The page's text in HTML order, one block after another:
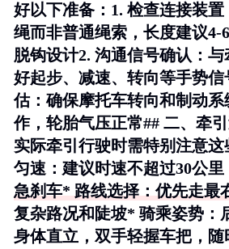
好以下准备：1. 检查连接装置
绳而非普通绳索，长度建议4-
脱钩设计2. 沟通信号确认 ：
好起步、减速、转向等手势信
估：确保摩托车转向和制动
作，轮胎气压正常## 二、牵
实际牵引行驶时需特别注意
匀速：建议时速不超过30公
急刹车* 路线选择：优先走最
复杂路况和陡坡* 骑乘姿势：
身体直立，双手轻握车把，